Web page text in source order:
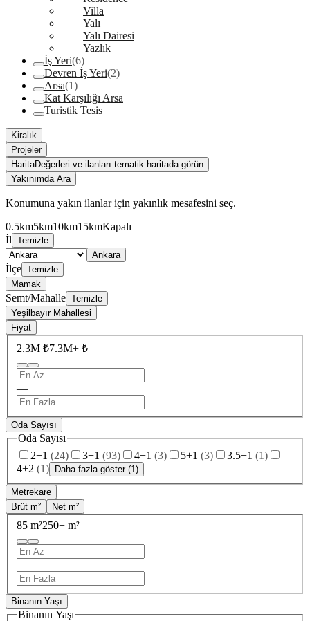
Villa
Yalı
Yalı Dairesi
Yazlık
İş Yeri(6)
Devren İş Yeri(2)
Arsa(1)
Kat Karşılığı Arsa
Turistik Tesis
Kiralık
Projeler
HaritaDeğerleri ve ilanları tematik haritada görün
Yakınımda Ara
Konumuna yakın ilanlar için yakınlık mesafesini seç.
0.5km5km10km15kmKapalı
İl Temizle
Ankara
İlçe Temizle
Mamak
Semt/Mahalle Temizle
Yeşilbayır Mahallesi
Fiyat
2.3M ₺7.3M+ ₺
—
Oda Sayısı
Oda Sayısı
2+1 (24) 3+1 (93) 4+1 (3) 5+1 (3) 3.5+1 (1)
4+2 (1) Daha fazla göster (1)
Metrekare
Brüt m²
Net m²
85 m²250+ m²
—
Binanın Yaşı
Binanın Yaşı